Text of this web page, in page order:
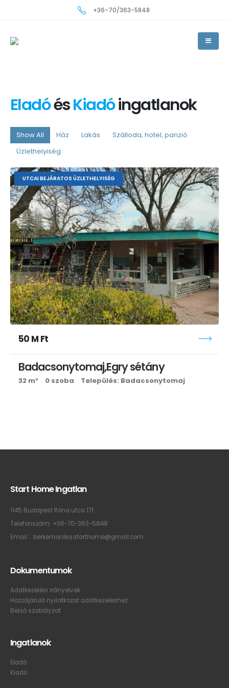
+36-70/363-5848
EladóésKiadóingatlanok
Show All Ház Lakás
Szálloda, hotel, panzió
Üzlethelyiség
UTCAI BEJÁRATOS ÜZLETHELYISÉG
50 M Ft
Badacsonytomaj,Egry sétány
32 m² 0 szoba Település: Badacsonytomaj
Start Home Ingatlan
1145 Budapest Róna utca 171.
Telefonszám: +36-70-363-5848
Email : berkemonika.starthome@gmail.com
Dokumentumok
Adatkezelési irányelvek
Hozzájáruló nyilatkozat adatkezeléshez
Belső szabályzat
Ingatlanok
Eladó
Kiadó